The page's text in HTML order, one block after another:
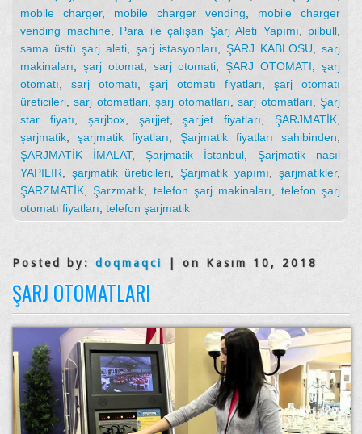
mobile charger, mobile charger vending, mobile charger
vending machine, Para ile çalışan Şarj Aleti Yapımı, pilbull,
sama üstü şarj aleti, şarj istasyonları,ŞARJ KABLOSU, sarj
makinaları, şarj otomat, sarj otomati,ŞARJ OTOMATI,şarj
otomatı, sarj otomatı, şarj otomatı fiyatları, şarj otomatı
üreticileri,sarj otomatlari,şarj otomatları,sarj otomatları, Şarj
star fiyatı, şarjbox, şarjjet,şarjjet fiyatları,ŞARJMATİK,
şarjmatik, şarjmatik fiyatları, Şarjmatik fiyatları sahibinden,
ŞARJMATİK İMALAT, Şarjmatik İstanbul, Şarjmatik nasıl
YAPILIR, şarjmatik üreticileri, Şarjmatik yapımı, şarjmatikler,
ŞARZMATİK,Şarzmatik, telefon şarj makinaları, telefon şarj
otomatı fiyatları, telefon şarjmatik
Posted by: doqmaqci | on Kasım 10, 2018
ŞARJ OTOMATLARI